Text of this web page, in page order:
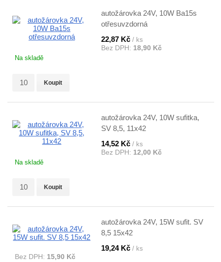
autožárovka 24V, 10W Ba15s
otřesuvzdorná
22,87 Kč / ks
Bez DPH: 18,90 Kč
Na skladě
Koupit
autožárovka 24V, 10W sufitka,
SV 8,5, 11x42
14,52 Kč / ks
Bez DPH: 12,00 Kč
Na skladě
Koupit
autožárovka 24V, 15W sufit. SV
8,5 15x42
19,24 Kč / ks
Bez DPH: 15,90 Kč